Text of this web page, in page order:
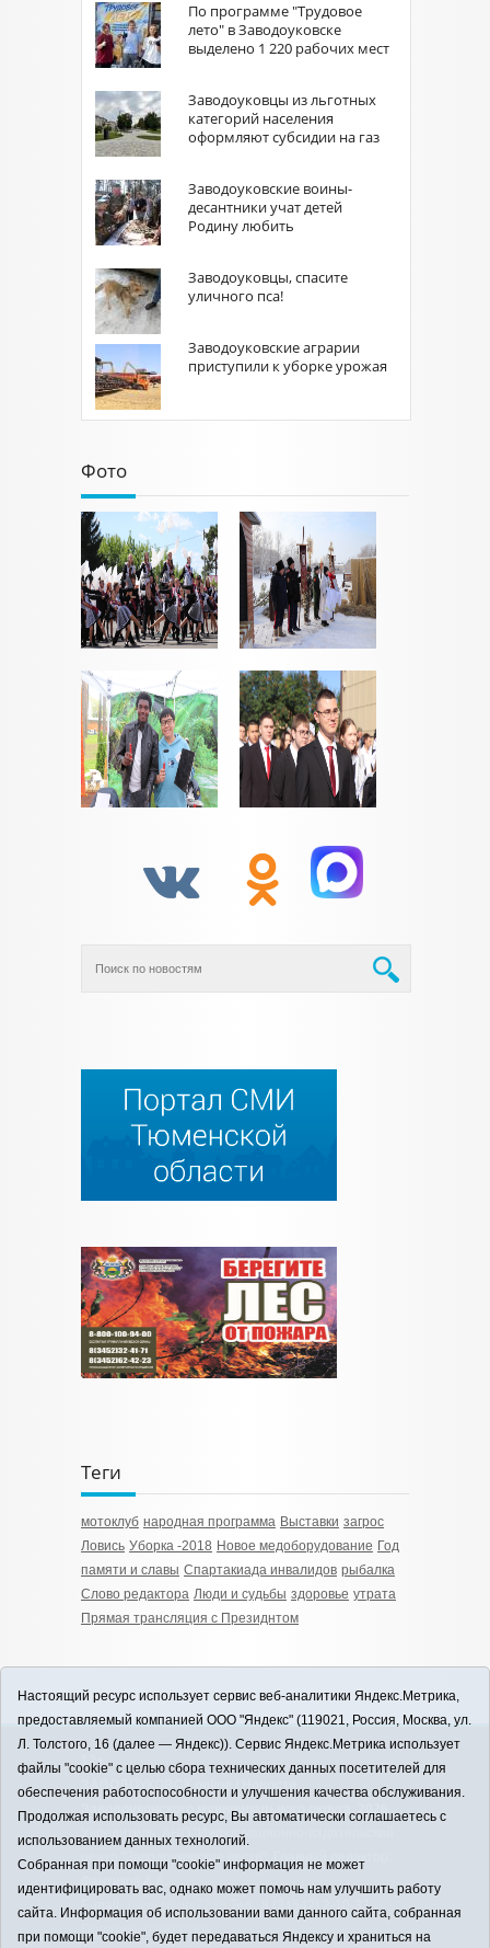
По программе "Трудовое
лето" в Заводоуковске
выделено 1 220 рабочих мест
Заводоуковцы из льготных
категорий населения
оформляют субсидии на газ
Заводоуковские воины-
десантники учат детей
Родину любить
Заводоуковцы, спасите
уличного пса!
Заводоуковские аграрии
приступили к уборке урожая
Фото
Теги
мотоклуб народная программа Выставки загрос
Ловись Уборка -2018 Новое медоборудование Год
памяти и славы Спартакиада инвалидов рыбалка
Слово редактора Люди и судьбы здоровье утрата
Прямая трансляция с Президнтом
12+
ЗАВОДОУКОВСК online / Новости
Заводоуковского муниципального округа, 2026
Учредитель: АНО "Информационно-издательский
центр "Заводоуковские вести". Главный редактор:
E-mail:
zavest@obl72.ru
Тел.: 8 (34542) 2-10-33
Политика оператора
Настоящий ресурс использует сервис веб-аналитики Яндекс.Метрика,
предоставляемый компанией ООО "Яндекс" (119021, Россия, Москва, ул.
Л. Толстого, 16 (далее — Яндекс)). Сервис Яндекс.Метрика использует
файлы "cookie" с целью сбора технических данных посетителей для
обеспечения работоспособности и улучшения качества обслуживания.
Продолжая использовать ресурс, Вы автоматически соглашаетесь с
использованием данных технологий.
Собранная при помощи "cookie" информация не может
идентифицировать вас, однако может помочь нам улучшить работу
сайта. Информация об использовании вами данного сайта, собранная
при помощи "cookie", будет передаваться Яндексу и храниться на